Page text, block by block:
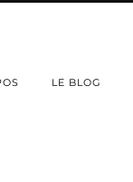
LE BLOG